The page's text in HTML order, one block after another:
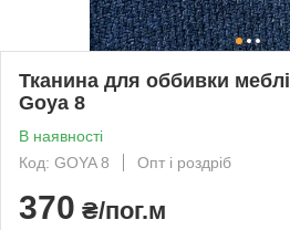
Тканина для оббивки
Goya 8
В наявності
Код: GOYA 8
Опт і роздріб
370 ₴/пог.м